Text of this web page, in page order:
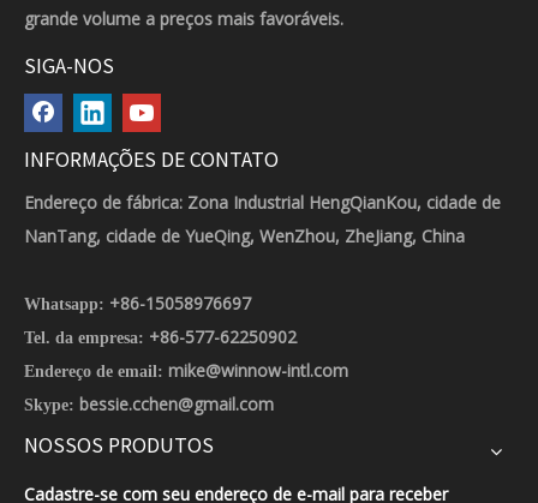
grande volume a preços mais favoráveis.
SIGA-NOS
INFORMAÇÕES DE CONTATO
Endereço de fábrica: Zona Industrial HengQianKou, cidade de
NanTang, cidade de YueQing, WenZhou, ZheJiang, China
Whatsapp: +86-15058976697
Tel. da empresa: +86-577-62250902
Endereço de email: mike@winnow-intl.com
Skype: bessie.cchen@gmail.com
NOSSOS PRODUTOS
Cadastre-se com seu endereço de e-mail para receber